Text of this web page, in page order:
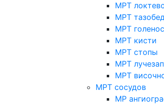
МРТ
МРТ
МРТ
МРТ кисти
МРТ стопы
МРТ
МРТ
МРТ сосудов
МР